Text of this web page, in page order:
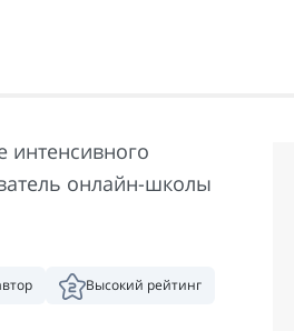
интенсивного
онлайн-школы
Высокий рейтинг